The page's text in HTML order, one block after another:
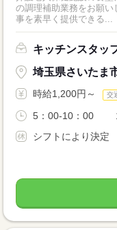
の調理補助業務をお願
事を素早く提供できる...
キッチンスタッ
埼玉県さいたま
時給1,200円～ 交
5：00-10：00 10
シフトにより決定